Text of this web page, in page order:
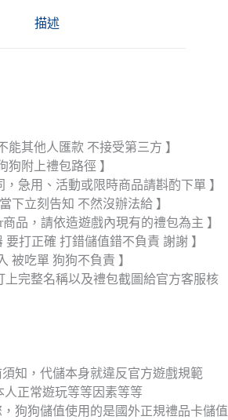
描述
能其他人匯款 不接受第三方 】
狗附上禮包路徑 】
急用、活動或限時商品請斟酌下單 】
下立刻告知 不然沒辦法給 】
品，請依造遊戲內現有的禮包為主 】
打正確 打錯儲值錯不負責 謝謝 】
被吃單 狗狗不負責 】
上完整名稱以及禮包截圖給官方客服核
知，代儲本身就違反官方遊戲規範
正常遊玩等等因素等等
狗狗儲值使用的是國外正規禮品卡儲值